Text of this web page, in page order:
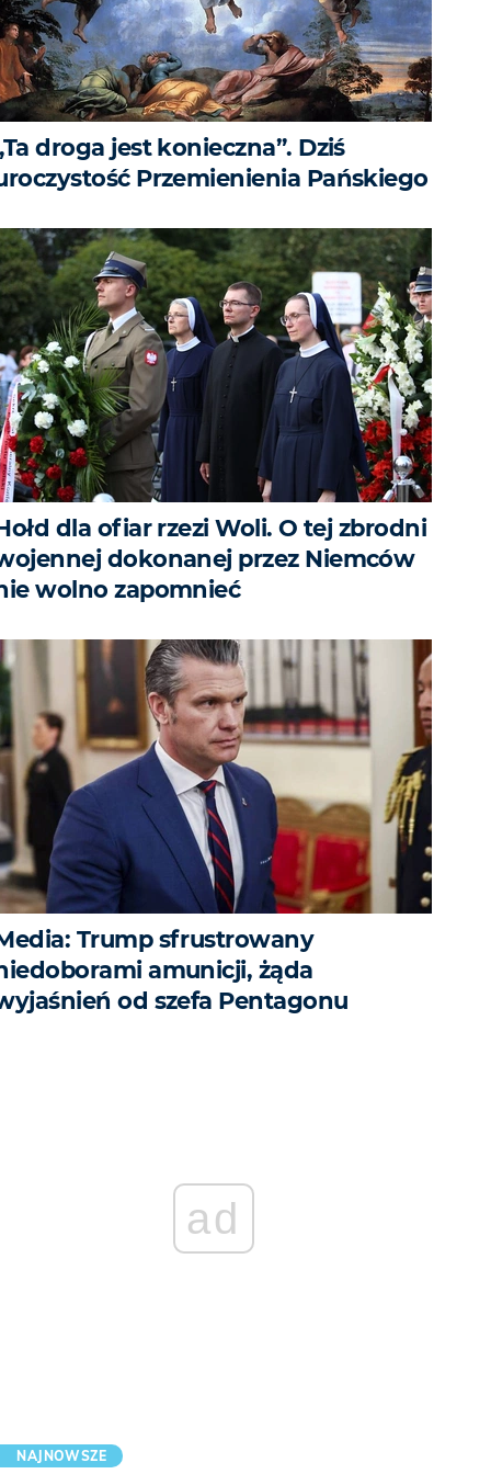
droga jest konieczna”. Dziś
Przemienienia Pańskiego
dla ofiar rzezi Woli. O tej zbrodni
dokonanej przez Niemców
wolno zapomnieć
Trump sfrustrowany
amunicji, żąda
od szefa Pentagonu
ad
NAJNOWSZE